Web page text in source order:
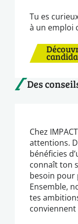
Tu es
à un emploi
Des
Chez
attentions.
bénéficies
connaît ton
besoin pour
Ensemble,
tes
conviennent